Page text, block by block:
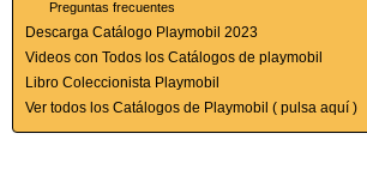
Preguntas frecuentes
Descarga Catálogo Playmobil 2023
Videos con Todos los Catálogos de playmobil
Libro Coleccionista Playmobil
Ver todos los Catálogos de Playmobil ( pulsa aquí )